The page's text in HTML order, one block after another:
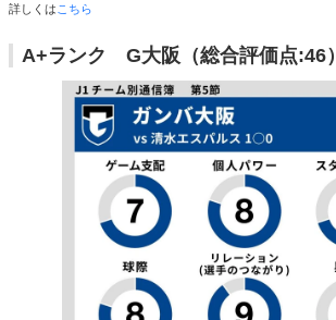
詳しくは こちら
A+ランク G大阪（総合評価点:46）